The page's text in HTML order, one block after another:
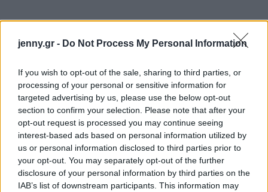
jenny.gr - Do Not Process My Personal Information
If you wish to opt-out of the sale, sharing to third parties, or
processing of your personal or sensitive information for
targeted advertising by us, please use the below opt-out
section to confirm your selection. Please note that after your
opt-out request is processed you may continue seeing
interest-based ads based on personal information utilized by
us or personal information disclosed to third parties prior to
your opt-out. You may separately opt-out of the further
disclosure of your personal information by third parties on the
IAB’s list of downstream participants. This information may
Δεν χρησιμοποιούν σκληρές
οδοντόβουρτσες
Είναι μεγάλος μύθος πως οι σκληρές ή μέτριες
οδοντόβουρτσες καθαρίζουν καλύτερα τα δόντια.
Αντιθέτως είναι προτιμότερο να επιλέγουμε
βούρτσες με απαλές τρίχες, γιατί έτσι μπορούν να